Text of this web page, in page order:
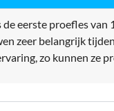
eerste proefles
zeer belangrijk
zo kunnen ze